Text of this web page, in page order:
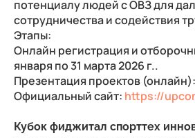
потенциалу людей с ОВЗ для
сотрудничества и содействия
Этапы:
Онлайн регистрация и
января по 31 марта 2026 г..
Презентация проектов
Официальный сайт: https://
Кубок фиджитал спорттех